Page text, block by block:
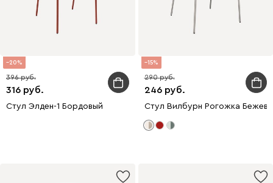
20
316
396
Стул Элден-1 Бордовый
15
246
290
Стул Вилбурн Рогожка